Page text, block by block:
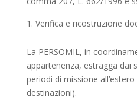
Verifica e ricostruzione
La PERSOMIL, in
appartenenza, estragga dai
periodi di missione
destinazioni).